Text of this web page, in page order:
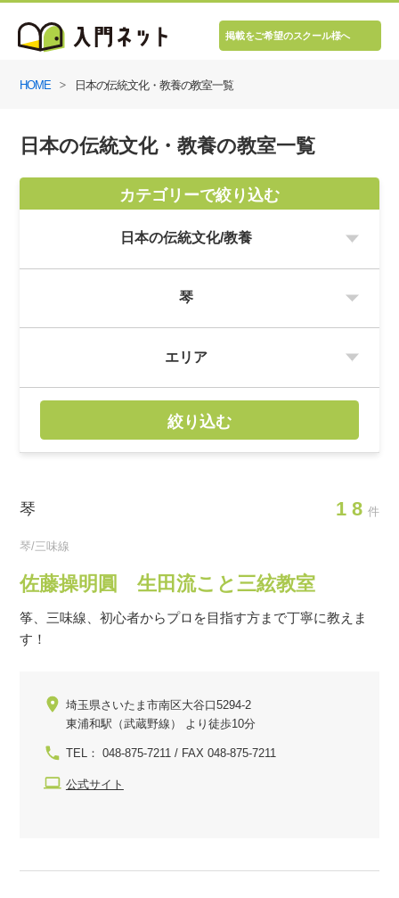
掲載をご希望のスクール様へ
HOME 日本の伝統文化・教養の教室一覧
日本の伝統文化・教養の教室一覧
カテゴリーで絞り込む
絞り込む
琴 18 件
琴/三味線
佐藤操明圓 生田流こと三絃教室
筝、三味線、初心者からプロを目指す方まで丁寧に教えま
す！
埼玉県さいたま市南区大谷口5294-2
東浦和駅（武蔵野線） より徒歩10分
TEL： 048-875-7211 / FAX 048-875-7211
公式サイト